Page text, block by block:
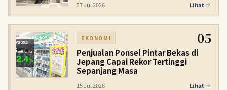
27 Jul 2026 Lihat
EKONOMI 05
Penjualan Ponsel Pintar Bekas di
Jepang Capai Rekor Tertinggi
Sepanjang Masa
15 Jul 2026 Lihat